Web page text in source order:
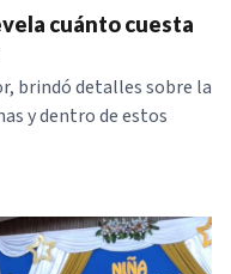
cuánto cuesta
brindó detalles sobre la
y dentro de estos